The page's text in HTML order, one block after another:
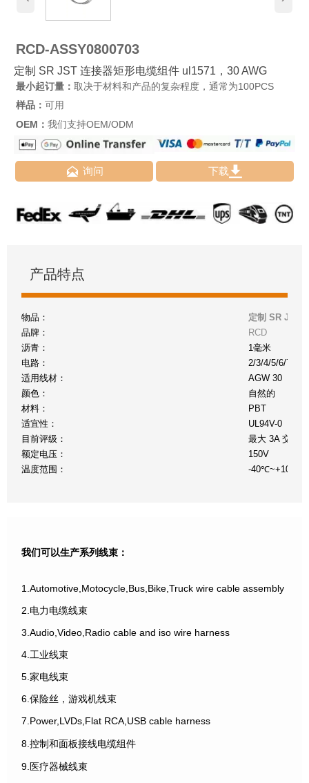
RCD-ASSY0800703
定制 SR JST 连接器矩形电缆组件 ul1571，30 AWG
最小起订量： 取决于材料和产品的复杂程度，通常为100PCS
样品： 可用
OEM： 我们支持OEM/ODM
 询问 下载
产品特点
物品：
定制 SR JST
品牌：
RCD
沥青：
1毫米
电路：
2/3/4/5/6/7/8/9
适用线材：
AGW 30
颜色：
自然的
材料：
PBT
适宜性：
UL94V-0
目前评级：
最大 3A 交流
额定电压：
150V
温度范围：
-40℃~+105℃
我们可以生产系列线束：
1.Automotive,Motocycle,Bus,Bike,Truck wire cable assembly
2.电力电缆线束
3.Audio,Video,Radio cable and iso wire harness
4.工业线束
5.家电线束
6.保险丝，游戏机线束
7.Power,LVDs,Flat RCA,USB cable harness
8.控制和面板接线电缆组件
9.医疗器械线束